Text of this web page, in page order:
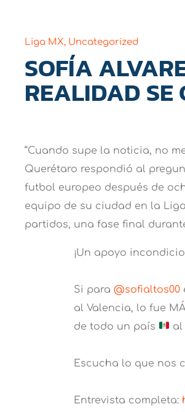
Liga MX, Uncategorized
SOFÍA
REALIDAD SE
“Cuando supe la noticia, no
Querétaro respondió al
futbol europeo después de
equipo de su ciudad en la
partidos, una fase final
¡Un apoyo
Si para @sofialtos00
al Valencia, lo fue
de todo un país
al
Escucha lo que nos
Entrevista completa: